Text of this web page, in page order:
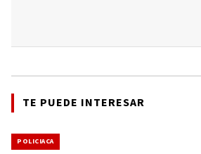
TE PUEDE INTERESAR
POLICIACA